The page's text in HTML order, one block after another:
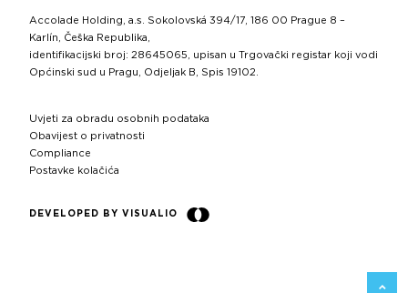
Accolade Holding, a.s. Sokolovská 394/17, 186 00 Prague 8 –
Karlín, Češka Republika,
identifikacijski broj: 28645065, upisan u Trgovački registar koji vodi
Općinski sud u Pragu, Odjeljak B, Spis 19102.
Uvjeti za obradu osobnih podataka
Obavijest o privatnosti
Compliance
Postavke kolačića
DEVELOPED BY VISUALIO